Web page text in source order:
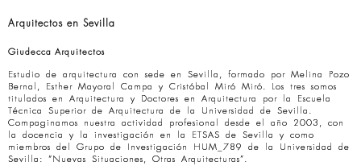
Arquitectos en Sevilla
Giudecca Arquitectos
Estudio de arquitectura con sede en Sevilla, formado por Melina Pozo
Bernal, Esther Mayoral Campa y Cristóbal Miró Miró. Los tres somos
titulados en Arquitectura y Doctores en Arquitectura por la Escuela
Técnica Superior de Arquitectura de la Universidad de Sevilla.
Compaginamos nuestra actividad profesional desde el año 2003, con
la docencia y la investigación en la ETSAS de Sevilla y como
miembros del Grupo de Investigación HUM_789 de la Universidad de
Sevilla: “Nuevas Situaciones, Otras Arquitecturas”.